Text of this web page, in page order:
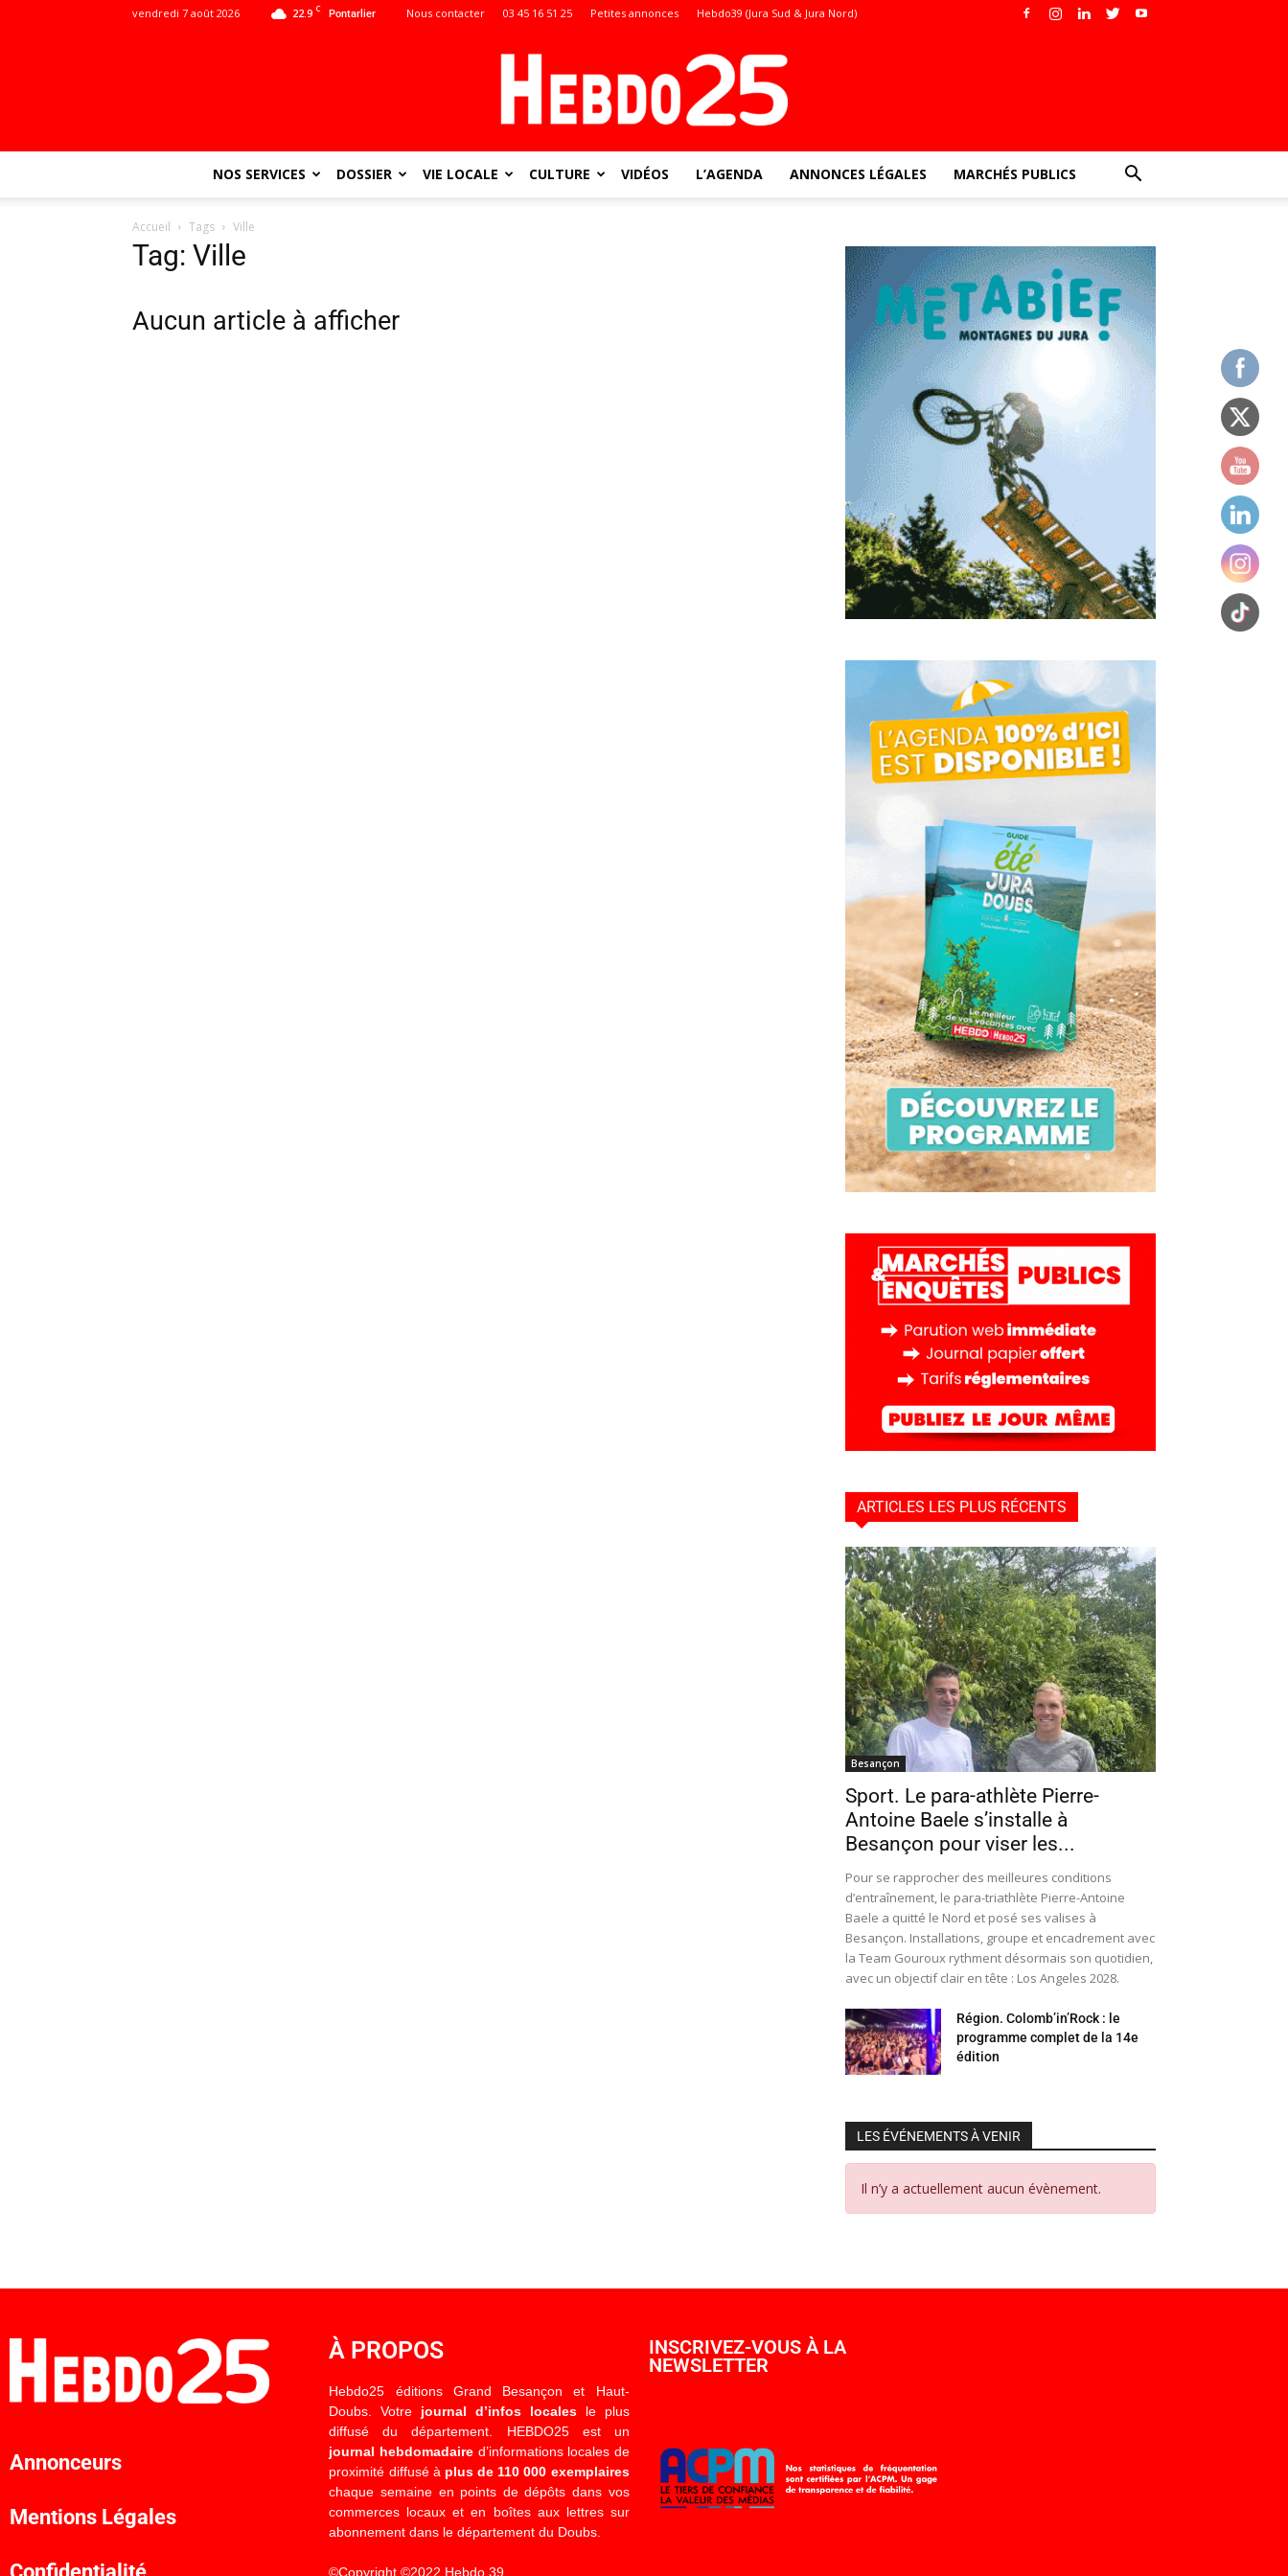
22.9 C Pontarlier
vendredi 7 août 2026 Nous contacter 03 45 16 51 25 Petites annonces Hebdo39 (Jura Sud & Jura Nord)
NOS SERVICES DOSSIER VIE LOCALE CULTURE VIDÉOS L’AGENDA ANNONCES LÉGALES MARCHÉS PUBLICS
Accueil Tags Ville
Tag: Ville
Aucun article à afficher
ARTICLES LES PLUS RÉCENTS
Besançon
Sport. Le para-athlète Pierre-
Antoine Baele s’installe à
Besançon pour viser les...
Pour se rapprocher des meilleures conditions
d’entraînement, le para-triathlète Pierre-Antoine
Baele a quitté le Nord et posé ses valises à
Besançon. Installations, groupe et encadrement avec
la Team Gouroux rythment désormais son quotidien,
avec un objectif clair en tête : Los Angeles 2028.
Région. Colomb’in’Rock : le
programme complet de la 14e
édition
LES ÉVÉNEMENTS À VENIR
Il n’y a actuellement aucun évènement.
Annonceurs
Mentions Légales
À PROPOS
Hebdo25 éditions Grand Besançon et Haut-
Doubs. Votre journal d’infos localesle plus
diffusé du département. HEBDO25 est un
journal hebdomadaired’informations locales de
proximité diffusé à plus de 110 000 exemplaires
chaque semaine en points de dépôts dans vos
commerces locaux et en boîtes aux lettres sur
abonnement dans le département du Doubs.
©Copyright ©2022 Hebdo 39
INSCRIVEZ-VOUS À LA
NEWSLETTER